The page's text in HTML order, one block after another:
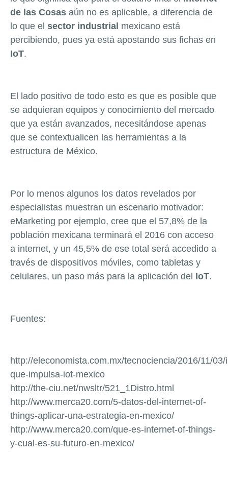
de las Cosas aún no es aplicable, a diferencia de
lo que el sector industrial mexicano está
percibiendo, pues ya está apostando sus fichas en
IoT.
El lado positivo de todo esto es que es posible que
se adquieran equipos y conocimiento del mercado
que ya están avanzados, necesitándose apenas
que se contextualicen las herramientas a la
estructura de México.
Por lo menos algunos los datos revelados por
especialistas muestran un escenario motivador:
eMarketing por ejemplo, cree que el 57,8% de la
población mexicana terminará el 2016 con acceso
a internet, y un 45,5% de ese total será accedido a
través de dispositivos móviles, como tabletas y
celulares, un paso más para la aplicación del IoT.
Fuentes:
http://eleconomista.com.mx/tecnociencia/2016/11/
que-impulsa-iot-mexico
http://the-ciu.net/nwsltr/521_1Distro.html
http://www.merca20.com/5-datos-del-internet-of-
things-aplicar-una-estrategia-en-mexico/
http://www.merca20.com/que-es-internet-of-things-
y-cual-es-su-futuro-en-mexico/